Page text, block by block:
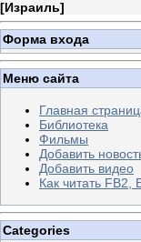
[Израиль]
Форма входа
Меню сайта
Главная
Библиотека
Фильмы
Добавить
Добавить видео
Как читать FB2,
Categories